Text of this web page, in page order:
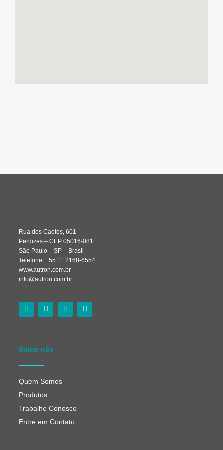
Rua dos Caetés, 601
Perdizes – CEP 05016-081
São Paulo – SP – Brasil
Telefone: +55 11 2168-6554
www.autron.com.br
info@autron.com.br
Sobre nós
Quem Somos
Produtos
Trabalhe Conosco
Entre em Contato